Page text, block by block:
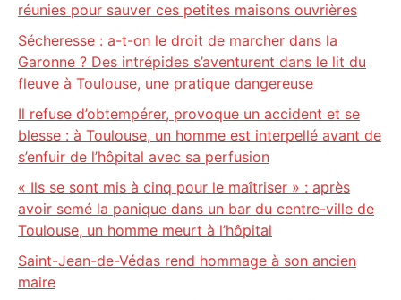
réunies pour sauver ces petites maisons ouvrières
Sécheresse : a-t-on le droit de marcher dans la
Garonne ? Des intrépides s’aventurent dans le lit du
fleuve à Toulouse, une pratique dangereuse
Il refuse d’obtempérer, provoque un accident et se
blesse : à Toulouse, un homme est interpellé avant de
s’enfuir de l’hôpital avec sa perfusion
« Ils se sont mis à cinq pour le maîtriser » : après
avoir semé la panique dans un bar du centre-ville de
Toulouse, un homme meurt à l’hôpital
Saint-Jean-de-Védas rend hommage à son ancien
maire